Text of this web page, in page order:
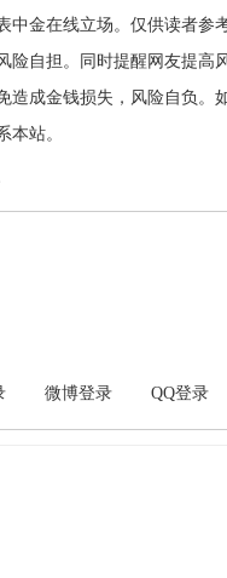
中金在线立场。仅供读者参
险自担。同时提醒网友提高
造成金钱损失，风险自负。
本站。
微博登录 QQ登录